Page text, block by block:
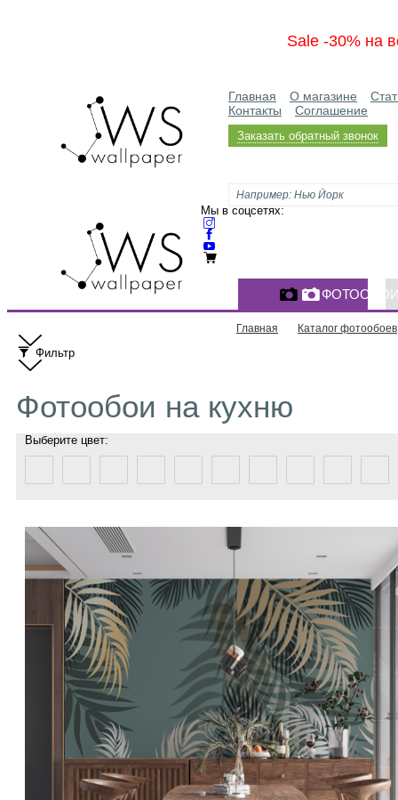
Sale -30% на
Главная О магазине
Контакты
Соглашение
Заказать обратный звонок
Мы в соцсетях:
Главная Каталог фотообоев
Фильтр
Фотообои на кухню
Выберите цвет: